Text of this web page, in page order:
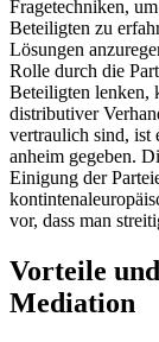
Fragetechniken,
Beteiligten zu
Lösungen
Rolle durch die
Beteiligten lenken,
distributiver
vertraulich sind, ist
anheim gegeben.
Einigung der
vor, dass man
Vorteile
Mediation